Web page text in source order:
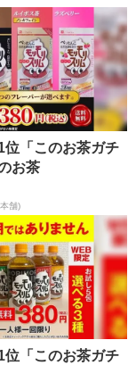
位「このお茶ガチ
お茶
舗)
位「このお茶ガチ